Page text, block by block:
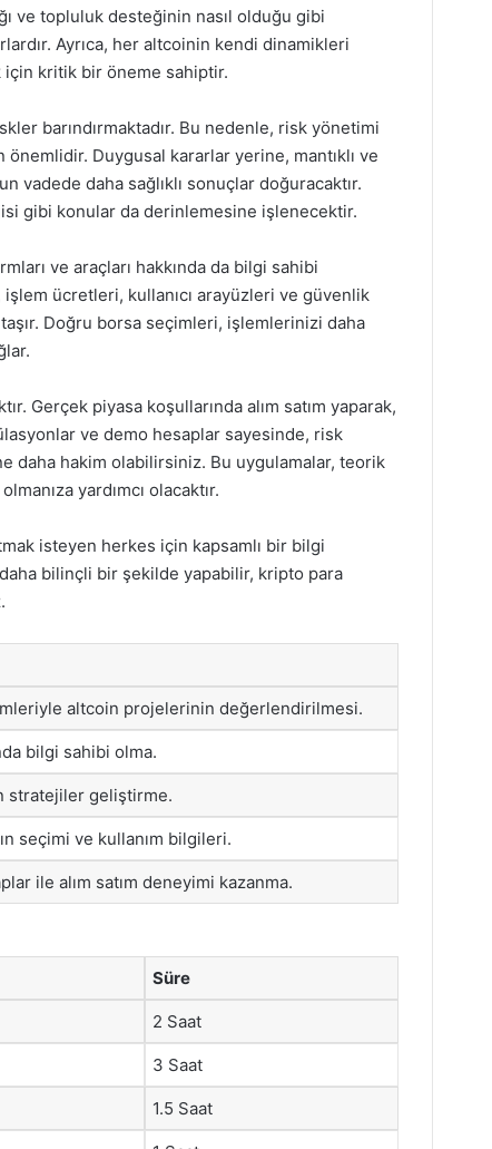
ve topluluk desteğinin nasıl olduğu gibi
Ayrıca, her altcoinin kendi dinamikleri
için kritik bir öneme sahiptir.
barındırmaktadır. Bu nedenle, risk yönetimi
Duygusal kararlar yerine, mantıklı ve
daha sağlıklı sonuçlar doğuracaktır.
gibi konular da derinlemesine işlenecektir.
ve araçları hakkında da bilgi sahibi
ücretleri, kullanıcı arayüzleri ve güvenlik
Doğru borsa seçimleri, işlemlerinizi daha
Gerçek piyasa koşullarında alım satım yaparak,
ve demo hesaplar sayesinde, risk
daha hakim olabilirsiniz. Bu uygulamalar, teorik
yardımcı olacaktır.
isteyen herkes için kapsamlı bir bilgi
daha bilinçli bir şekilde yapabilir, kripto para
altcoin projelerinin değerlendirilmesi.
bilgi sahibi olma.
stratejiler geliştirme.
seçimi ve kullanım bilgileri.
ile alım satım deneyimi kazanma.
Süre
2 Saat
3 Saat
1.5 Saat